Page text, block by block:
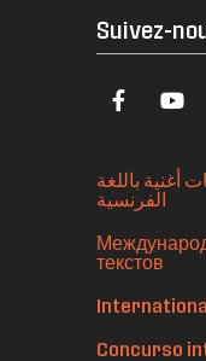
Suivez-
أغنية باللغة
الفرنسية
текстов
Concurso